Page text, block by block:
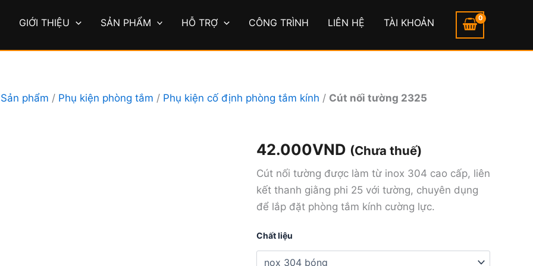
GIỚI THIỆU SẢN PHẨM HỖ TRỢ CÔNG TRÌNH LIÊN HỆ TÀI KHOẢN
Sản phẩm / Phụ kiện phòng tắm / Phụ kiện cố định phòng tắm kính / Cút nối tường 2325
42.000VND (Chưa thuế)
Cút nối tường được làm từ inox 304 cao cấp, liên
kết thanh giằng phi 25 với tường, chuyên dụng
để lắp đặt phòng tắm kính cường lực.
Chất liệu
Cút
nối
2325
số
lượng